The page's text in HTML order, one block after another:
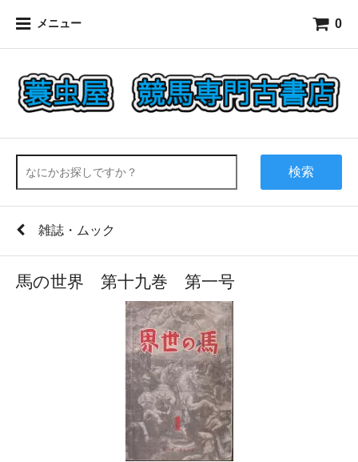
メニュー 0
検索
雑誌・ムック
馬の世界 第十九巻 第一号